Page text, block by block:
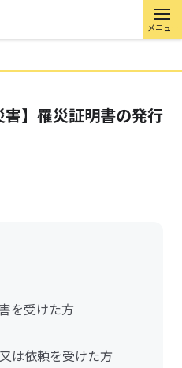
メニュー
害】罹災証明書の発行
を受けた方
は依頼を受けた方